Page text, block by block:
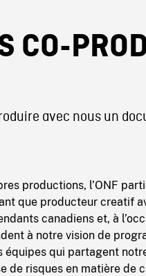
CO-
avec nous un
productions, l’ONF
que producteur creatif
canadiens et, à
à notre vision de
équipes qui partagent
de risques en matière de